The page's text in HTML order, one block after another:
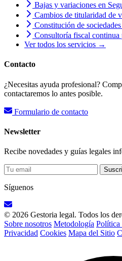
Bajas y variaciones en
Cambios de titularidad de
Constitución de
Consultoría fiscal continua
Ver todos los servicios →
Contacto
¿Necesitas ayuda profesional?
contactaremos lo antes posible.
Formulario de contacto
Newsletter
Recibe novedades y guías legales
Síguenos
© 2026 Gestoria legal. Todos los
Sobre nosotros Metodología Política
Privacidad Cookies Mapa del Sitio